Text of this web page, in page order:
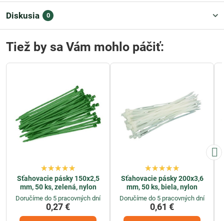
Diskusia 0
Tiež by sa Vám mohlo páčiť:
Sťahovacie pásky 150x2,5
mm, 50 ks, zelená, nylon
Doručíme do 5 pracovných dní
0,27 €
Sťahovacie pásky 200x3,6
mm, 50 ks, biela, nylon
Doručíme do 5 pracovných dní
0,61 €